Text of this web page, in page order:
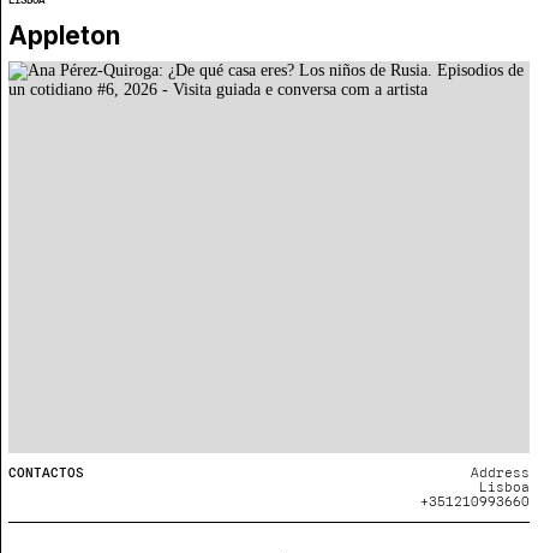
Appleton
CONTACTOS
Address
Lisboa
+351210993660